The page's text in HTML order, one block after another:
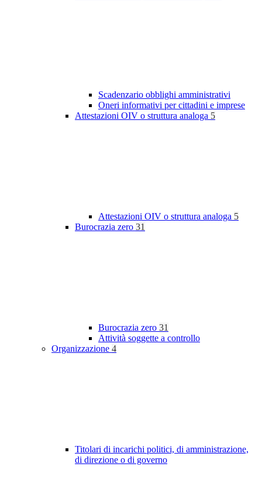
Scadenzario obblighi amministrativi
Oneri informativi per cittadini e imprese
Attestazioni OIV o struttura analoga 5
Attestazioni OIV o struttura analoga 5
Burocrazia zero 31
Burocrazia zero 31
Attività soggette a controllo
Organizzazione 4
Titolari di incarichi politici, di amministrazione,
di direzione o di governo